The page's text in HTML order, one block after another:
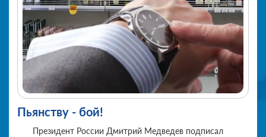
Пьянству - бой!
Президент России Дмитрий Медведев подписал